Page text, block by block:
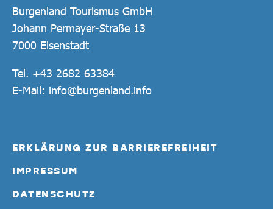
Burgenland Tourismus GmbH
Johann Permayer-Straße 13
7000 Eisenstadt
Tel. +43 2682 63384
E-Mail: info@burgenland.info
ERKLÄRUNG ZUR BARRIEREFREIHEIT
IMPRESSUM
DATENSCHUTZ